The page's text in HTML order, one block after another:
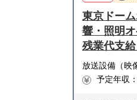
東京ドー
響・照明
残業代支
放送設備（映
予定年収